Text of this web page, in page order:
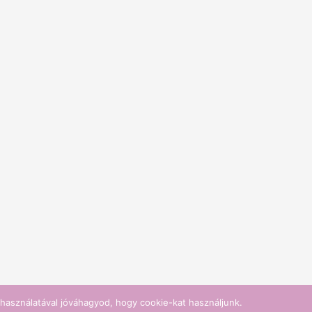
jóváhagyod, hogy cookie-kat használjunk.